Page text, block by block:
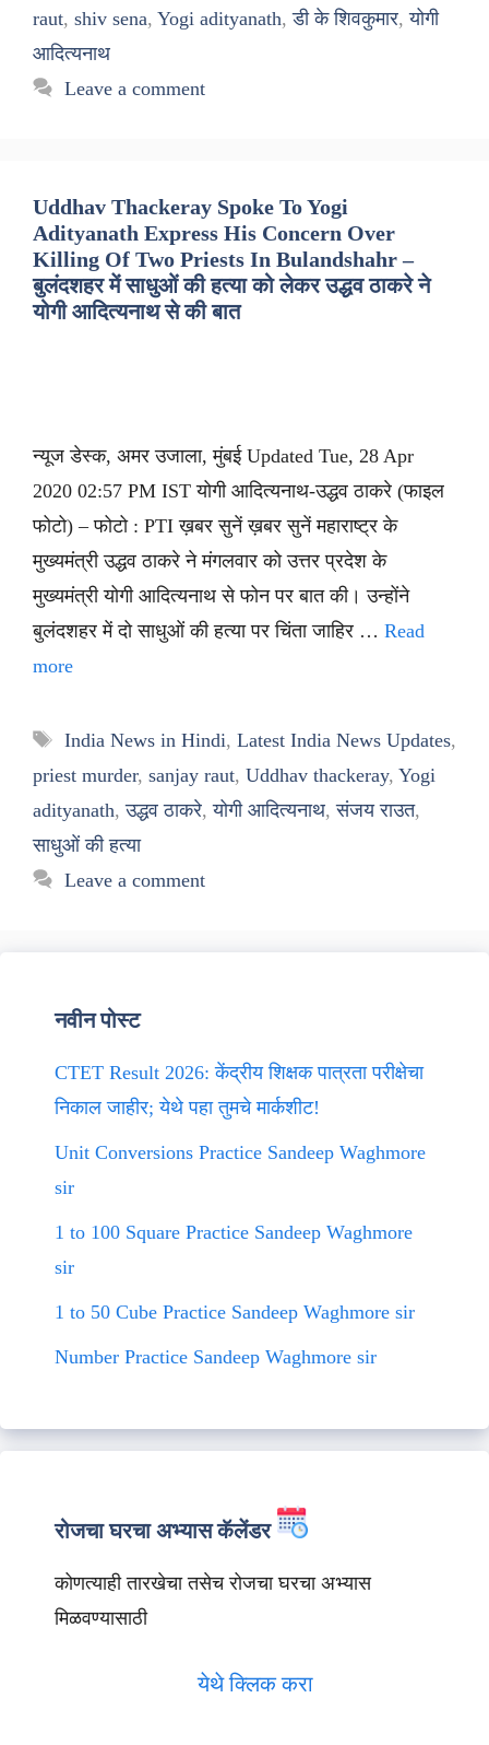
raut, shiv sena, Yogi adityanath,डी के शिवकुमार,योगी
आदित्यनाथ
Leave a comment
Uddhav Thackeray Spoke To Yogi
Adityanath Express His Concern Over
Killing Of Two Priests In Bulandshahr –
बुलंदशहर में साधुओं की हत्या को लेकर उद्धव ठाकरे ने
योगी आदित्यनाथ से की बात
न्यूज डेस्क, अमर उजाला, मुंबई Updated Tue, 28 Apr
2020 02:57 PM IST योगी आदित्यनाथ-उद्धव ठाकरे (फाइल
फोटो) – फोटो : PTI ख़बर सुनें ख़बर सुनें महाराष्ट्र के
मुख्यमंत्री उद्धव ठाकरे ने मंगलवार को उत्तर प्रदेश के
मुख्यमंत्री योगी आदित्यनाथ से फोन पर बात की। उन्होंने
बुलंदशहर में दो साधुओं की हत्या पर चिंता जाहिर … Read
more
Tags
India News in Hindi, Latest India News Updates,
priest murder, sanjay raut, Uddhav thackeray, Yogi
adityanath,उद्धव ठाकरे,योगी आदित्यनाथ,संजय राउत,
साधुओं की हत्या
Leave a comment
नवीन पोस्ट
CTET Result 2026: केंद्रीय शिक्षक पात्रता परीक्षेचा
निकाल जाहीर; येथे पहा तुमचे मार्कशीट!
Unit Conversions Practice Sandeep Waghmore
sir
1 to 100 Square Practice Sandeep Waghmore
sir
1 to 50 Cube Practice Sandeep Waghmore sir
Number Practice Sandeep Waghmore sir
रोजचा घरचा अभ्यास कॅलेंडर
कोणत्याही तारखेचा तसेच रोजचा घरचा अभ्यास
मिळवण्यासाठी
येथे क्लिक करा